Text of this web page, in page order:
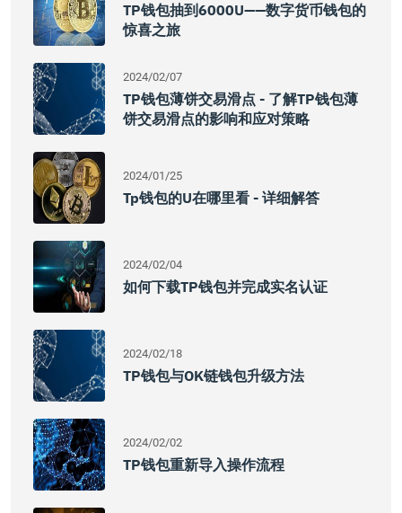
TP钱包抽到6000U——数字货币钱包的
惊喜之旅
2024/02/07
TP钱包薄饼交易滑点 - 了解TP钱包薄
饼交易滑点的影响和应对策略
2024/01/25
Tp钱包的u在哪里看 - 详细解答
2024/02/04
如何下载TP钱包并完成实名认证
2024/02/18
TP钱包与OK链钱包升级方法
2024/02/02
TP钱包重新导入操作流程